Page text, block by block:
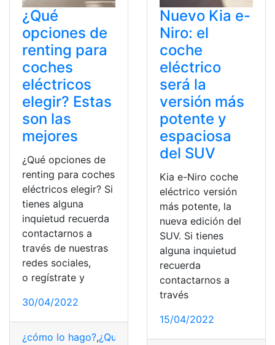
¿Qué
opciones de
renting para
coches
eléctricos
elegir? Estas
son las
mejores
¿Qué opciones de
renting para coches
eléctricos elegir? Si
tienes alguna
inquietud recuerda
contactarnos a
través de nuestras
redes sociales,
o regístrate y
30/04/2022
¿cómo lo hago?,¿Qué es? Coches eléctricos,
Nuevo Kia e-
Niro: el
coche
eléctrico
será la
versión más
potente y
espaciosa
del SUV
Kia e-Niro coche
eléctrico versión
más potente, la
nueva edición del
SUV. Si tienes
alguna inquietud
recuerda
contactarnos a
través
15/04/2022